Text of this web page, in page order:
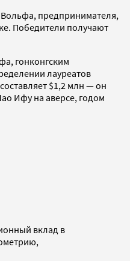
предпринимателя,
Победители получают
гонконгским
лауреатов
$1,2 млн — он
Ифу на аверсе, годом
вклад в